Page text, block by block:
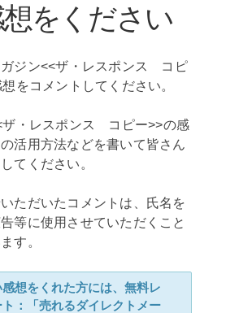
をください
ガジン<<ザ・レスポンス コピ
をコメントしてください。
ザ・レスポンス コピー>>の感
活用方法などを書いて皆さん
てください。
ただいたコメントは、氏名を
等に使用させていただくこと
す。
感想をくれた方には、無料レ
ト：「売れるダイレクトメー